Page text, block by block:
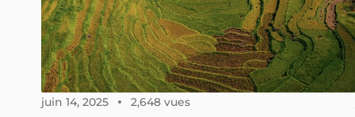
juin 14, 2025 2,648 vues